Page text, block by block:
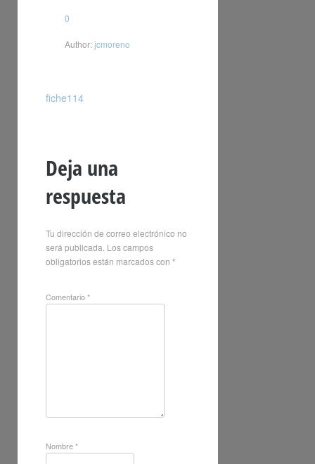
0
Author:jcmoreno
fiche114
Deja una
respuesta
Tu dirección de correo electrónico no
será publicada. Los campos
obligatorios están marcados con *
Comentario*
Nombre*